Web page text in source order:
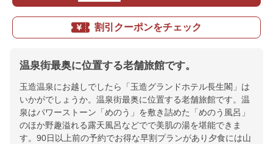
割引クーポンをチェック
温泉街最奥に位置する老舗旅館です。
玉造温泉にお越しでしたら「玉造グランドホテル長生閣」は
いかがでしょうか。温泉街最奥に位置する老舗旅館です。温
泉はパワーストーン「めのう」を敷き詰めた「めのう風呂」
のほか野趣溢れる露天風呂などでで美肌の湯を堪能できま
す。90日以上前の予約でお得な早割プランがあり夕食には山